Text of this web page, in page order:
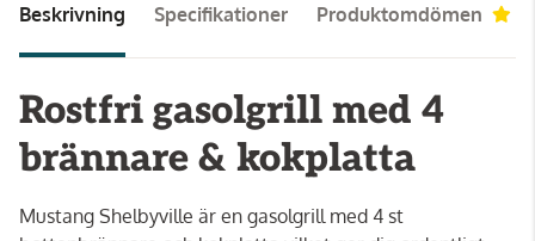
Beskrivning Specifikationer Produktomdömen
Rostfri gasolgrill med 4
brännare & kokplatta
Mustang Shelbyville är en gasolgrill med 4 st